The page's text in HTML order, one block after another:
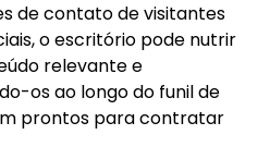
de contato de visitantes
o escritório pode nutrir
relevante e
os ao longo do funil de
prontos para contratar